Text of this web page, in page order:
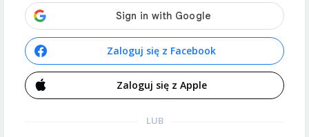
Zaloguj się z Facebook
Zaloguj się z Apple
LUB